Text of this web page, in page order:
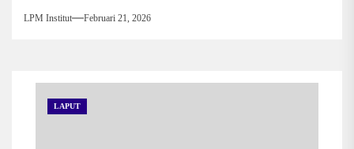
LPM Institut Februari 21, 2026
LAPUT